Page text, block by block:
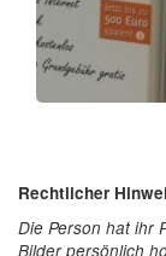
Rechtlicher
Die Person hat ihr
Bilder persönlich